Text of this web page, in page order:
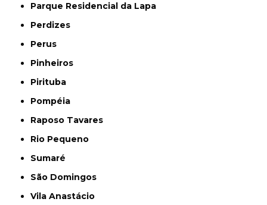
Parque Residencial da Lapa
Perdizes
Perus
Pinheiros
Pirituba
Pompéia
Raposo Tavares
Rio Pequeno
Sumaré
São Domingos
Vila Anastácio